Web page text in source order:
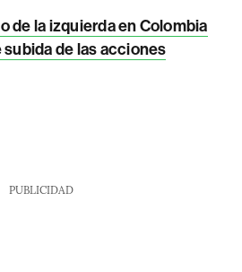
de la izquierda en Colombia
de las acciones
PUBLICIDAD